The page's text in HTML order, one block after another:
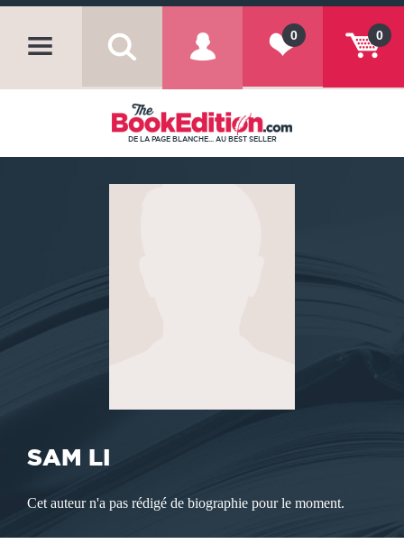
0
0
DE LA PAGE BLANCHE... AU BEST SELLER
SAM LI
Cet auteur n'a pas rédigé de biographie pour le moment.